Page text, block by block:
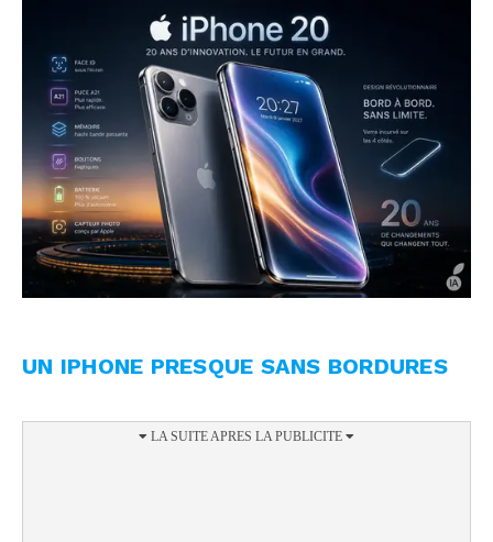
UN IPHONE PRESQUE SANS BORDURES